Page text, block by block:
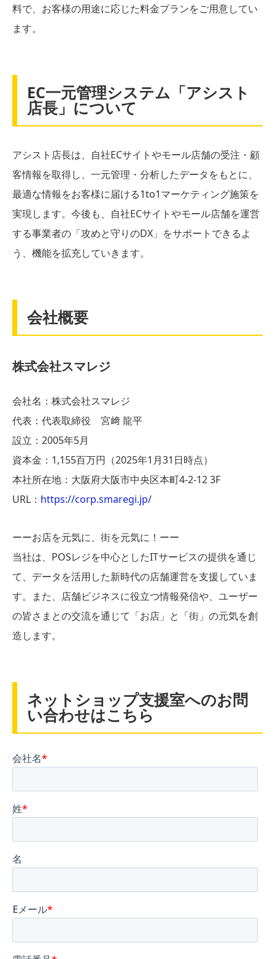
料で、お客様の用途に応じた料金プランをご用意してい
ます。
EC一元管理システム「アシスト
店長」について
アシスト店長は、自社ECサイトやモール店舗の受注・顧
客情報を取得し、一元管理・分析したデータをもとに、
最適な情報をお客様に届ける1to1マーケティング施策を
実現します。今後も、自社ECサイトやモール店舗を運営
する事業者の「攻めと守りのDX」をサポートできるよ
う、機能を拡充していきます。
会社概要
株式会社スマレジ
会社名：株式会社スマレジ
代表：代表取締役 宮﨑 龍平
設立：2005年5月
資本金：1,155百万円（2025年1月31日時点）
本社所在地：大阪府大阪市中央区本町4-2-12 3F
URL： https://corp.smaregi.jp/
ーーお店を元気に、街を元気に！ーー
当社は、POSレジを中心としたITサービスの提供を通じ
て、データを活用した新時代の店舗運営を支援していま
す。また、店舗ビジネスに役立つ情報発信や、ユーザー
の皆さまとの交流を通じて「お店」と「街」の元気を創
造します。
ネットショップ支援室へのお問
い合わせはこちら